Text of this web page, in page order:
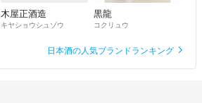
木屋正酒造
キヤショウシュゾウ
黒龍
コクリュウ
日本酒の人気ブランドランキング